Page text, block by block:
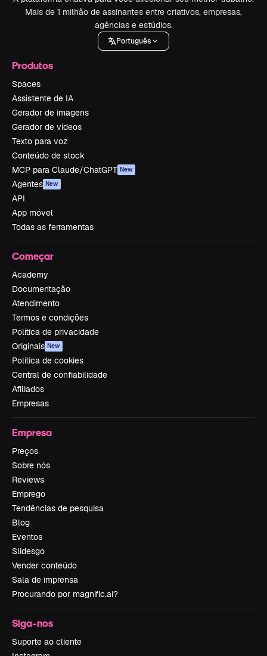
Mais de 1 milhão de assinantes entre criativos, empresas,
agências e estúdios.
Português
Produtos
Spaces
Assistente de IA
Gerador de imagens
Gerador de vídeos
Texto para voz
Conteúdo de stock
MCP para Claude/ChatGPT New
Agentes New
API
App móvel
Todas as ferramentas
Começar
Academy
Documentação
Atendimento
Termos e condições
Política de privacidade
Originais New
Política de cookies
Central de confiabilidade
Afiliados
Empresas
Empresa
Preços
Sobre nós
Reviews
Emprego
Tendências de pesquisa
Blog
Eventos
Slidesgo
Vender conteúdo
Sala de imprensa
Procurando por magnific.ai?
Siga-nos
Suporte ao cliente